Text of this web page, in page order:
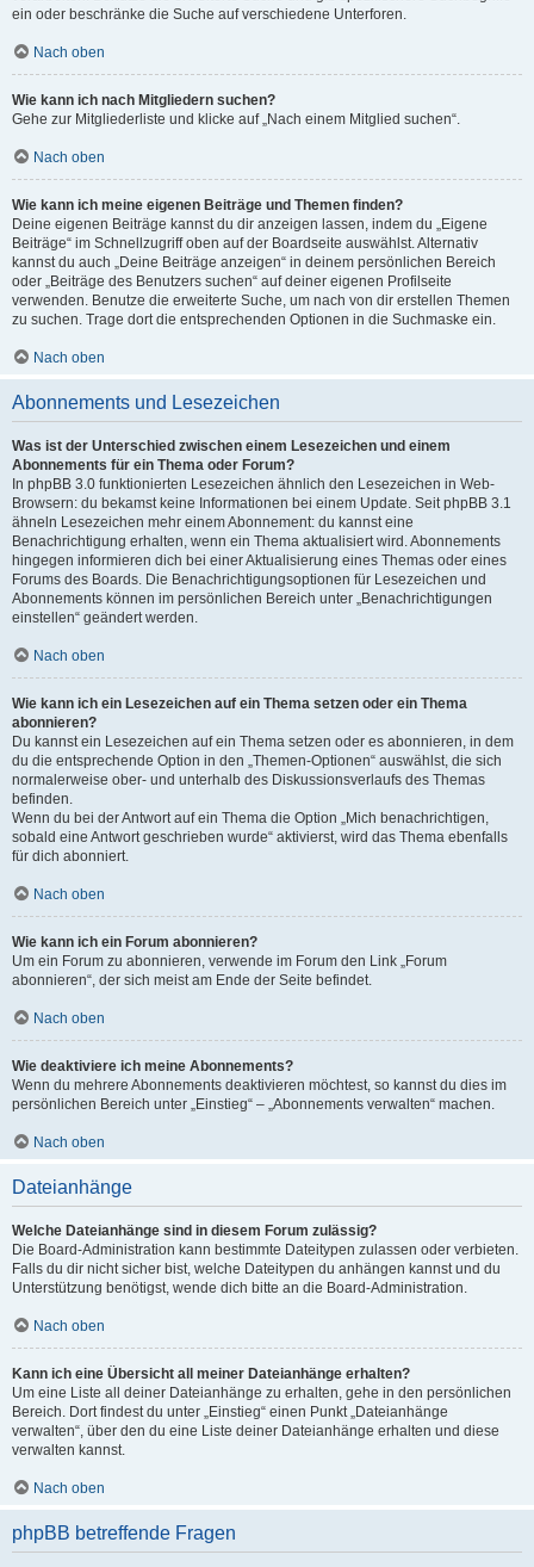
ein oder beschränke die Suche auf verschiedene Unterforen.
Nach oben
Wie kann ich nach Mitgliedern suchen?
Gehe zur Mitgliederliste und klicke auf „Nach einem Mitglied suchen“.
Nach oben
Wie kann ich meine eigenen Beiträge und Themen finden?
Deine eigenen Beiträge kannst du dir anzeigen lassen, indem du „Eigene
Beiträge“ im Schnellzugriff oben auf der Boardseite auswählst. Alternativ
kannst du auch „Deine Beiträge anzeigen“ in deinem persönlichen Bereich
oder „Beiträge des Benutzers suchen“ auf deiner eigenen Profilseite
verwenden. Benutze die erweiterte Suche, um nach von dir erstellen Themen
zu suchen. Trage dort die entsprechenden Optionen in die Suchmaske ein.
Nach oben
Abonnements und Lesezeichen
Was ist der Unterschied zwischen einem Lesezeichen und einem
Abonnements für ein Thema oder Forum?
In phpBB 3.0 funktionierten Lesezeichen ähnlich den Lesezeichen in Web-
Browsern: du bekamst keine Informationen bei einem Update. Seit phpBB 3.1
ähneln Lesezeichen mehr einem Abonnement: du kannst eine
Benachrichtigung erhalten, wenn ein Thema aktualisiert wird. Abonnements
hingegen informieren dich bei einer Aktualisierung eines Themas oder eines
Forums des Boards. Die Benachrichtigungsoptionen für Lesezeichen und
Abonnements können im persönlichen Bereich unter „Benachrichtigungen
einstellen“ geändert werden.
Nach oben
Wie kann ich ein Lesezeichen auf ein Thema setzen oder ein Thema
abonnieren?
Du kannst ein Lesezeichen auf ein Thema setzen oder es abonnieren, in dem
du die entsprechende Option in den „Themen-Optionen“ auswählst, die sich
normalerweise ober- und unterhalb des Diskussionsverlaufs des Themas
befinden.
Wenn du bei der Antwort auf ein Thema die Option „Mich benachrichtigen,
sobald eine Antwort geschrieben wurde“ aktivierst, wird das Thema ebenfalls
für dich abonniert.
Nach oben
Wie kann ich ein Forum abonnieren?
Um ein Forum zu abonnieren, verwende im Forum den Link „Forum
abonnieren“, der sich meist am Ende der Seite befindet.
Nach oben
Wie deaktiviere ich meine Abonnements?
Wenn du mehrere Abonnements deaktivieren möchtest, so kannst du dies im
persönlichen Bereich unter „Einstieg“ – „Abonnements verwalten“ machen.
Nach oben
Dateianhänge
Welche Dateianhänge sind in diesem Forum zulässig?
Die Board-Administration kann bestimmte Dateitypen zulassen oder verbieten.
Falls du dir nicht sicher bist, welche Dateitypen du anhängen kannst und du
Unterstützung benötigst, wende dich bitte an die Board-Administration.
Nach oben
Kann ich eine Übersicht all meiner Dateianhänge erhalten?
Um eine Liste all deiner Dateianhänge zu erhalten, gehe in den persönlichen
Bereich. Dort findest du unter „Einstieg“ einen Punkt „Dateianhänge
verwalten“, über den du eine Liste deiner Dateianhänge erhalten und diese
verwalten kannst.
Nach oben
phpBB betreffende Fragen